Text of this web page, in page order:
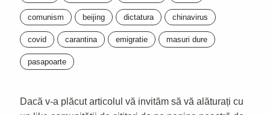
comunism beijing dictatura chinavirus
covid carantina emigratie masuri dure
pasapoarte
Dacă v-a plăcut articolul vă invităm să vă alăturați cu